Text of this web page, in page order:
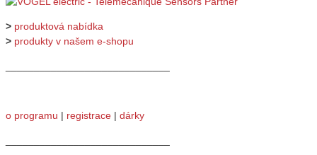
> produktová nabídka
> produkty v našem e-shopu
o programu | registrace | dárky